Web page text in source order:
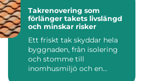
Takrenovering som
förlänger takets livslängd
och minskar risker
Ett friskt tak skyddar hela
byggnaden, från isolering
och stomme till
inomhusmiljö och en...